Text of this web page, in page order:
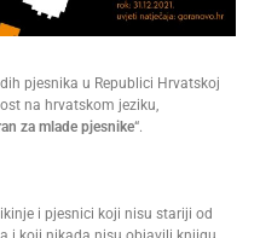
pjesnika u Republici Hrvatskoj
na hrvatskom jeziku,
za mlade pjesnike“.
i pjesnici koji nisu stariji od